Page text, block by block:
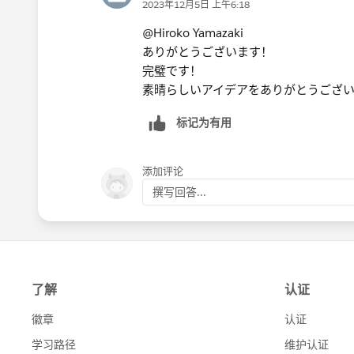
2023年12月5日 上午6:18
@Hiroko Yamazaki
ありがとうございます！
完璧です！
素晴らしいアイデアをありがとうござ
标记为有用
添加评论
撰写回答...